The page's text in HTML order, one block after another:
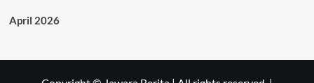
April 2026